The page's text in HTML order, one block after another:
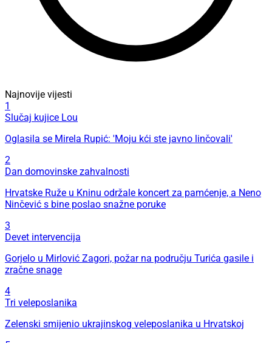
Najnovije vijesti
1
Slučaj kujice Lou
Oglasila se Mirela Rupić: 'Moju kći ste javno linčovali'
2
Dan domovinske zahvalnosti
Hrvatske Ruže u Kninu održale koncert za pamćenje, a Neno
Ninčević s bine poslao snažne poruke
3
Devet intervencija
Gorjelo u Mirlović Zagori, požar na području Turića gasile i
zračne snage
4
Tri veleposlanika
Zelenski smijenio ukrajinskog veleposlanika u Hrvatskoj